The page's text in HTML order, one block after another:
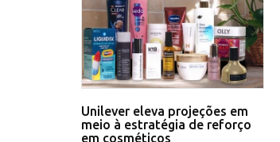
Unilever eleva projeções em
meio à estratégia de reforço
em cosméticos